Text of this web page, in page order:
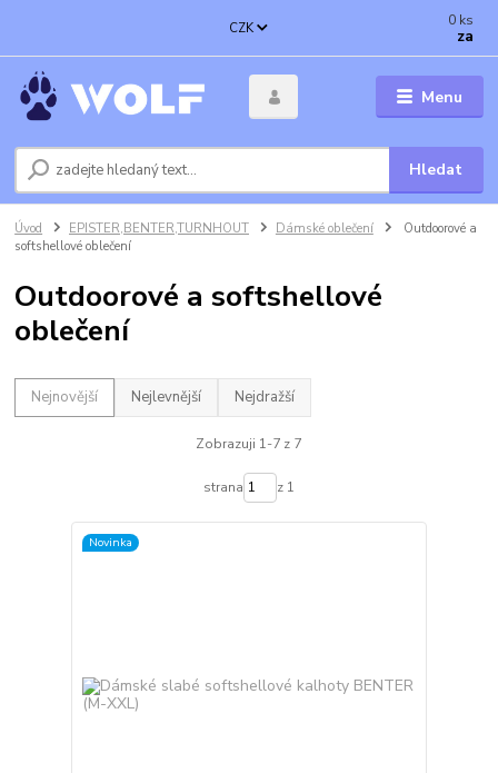
Menu
CZK
Hledat
0 ks
za
Úvod EPISTER,BENTER,TURNHOUT Dámské oblečení
Outdoorové a
softshellové oblečení
Outdoorové a softshellové
oblečení
Nejnovější Nejlevnější Nejdražší
Zobrazuji 1-7 z 7
strana z 1
Novinka